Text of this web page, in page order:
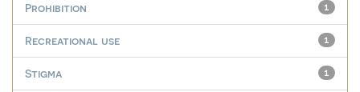
1
Prohibition
1
Recreational use
1
Stigma